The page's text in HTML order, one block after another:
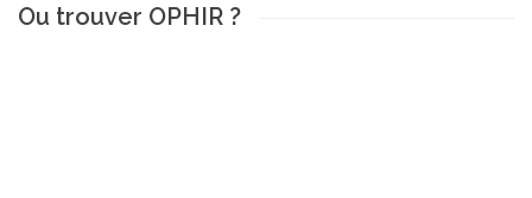
Ou trouver OPHIR ?